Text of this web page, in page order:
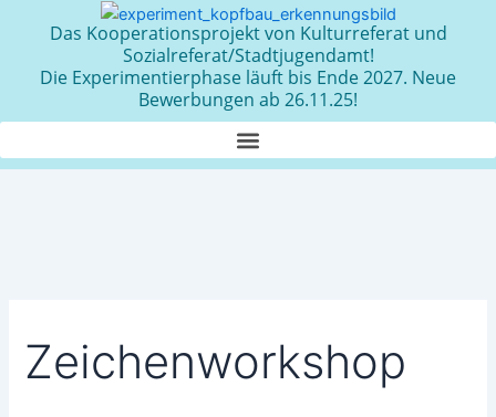
Das Kooperationsprojekt von Kulturreferat und
Sozialreferat/Stadtjugendamt!
Die Experimentierphase läuft bis Ende 2027. Neue
Bewerbungen ab 26.11.25!
Zeichenworkshop